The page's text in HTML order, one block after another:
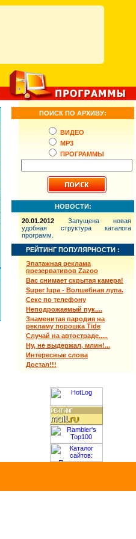
ПОИСК ПО АРХИВУ:
ВИДЕО
MP3
ПРОГРАММЫ
НОВОСТИ:
20.01.2012
Запущена новая
удобная структура каталога
программ.
РЕЙТИНГ ПОПУЛЯРНОСТИ :
Эпатажная реклама
презервативов Zazoo
Вас снимает скрытая камера!
Super lupa - Волшебная лупа.
Секс по телефону
Неподрожаемый пук....
Знаменитая пародия на
рекламу порошка Tide
Случай на автостраде.....
Ну, не выдержал, млин!...
Интересные слова
Достал!!!